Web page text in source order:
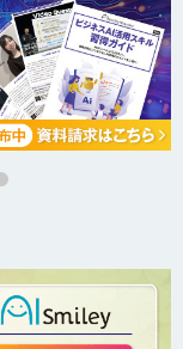
育成研修
サルティング